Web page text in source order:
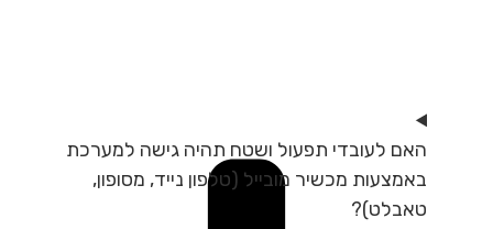
האם לעובדי תפעול ושטח תהיה גישה למערכת
באמצעות מכשיר מובייל (טלפון נייד, מסופון,
טאבלט)?